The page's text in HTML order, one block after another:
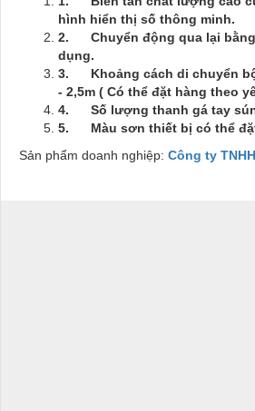
hình hiển thị số thông minh.
2. Chuyển động qua lại
dụng.
3. Khoảng cách di chuyển
- 2,5m ( Có thể đặt hàng theo
4. Số lượng thanh gá tay
5. Màu sơn thiết bị có thể
Sản phẩm doanh nghiệp: Công ty